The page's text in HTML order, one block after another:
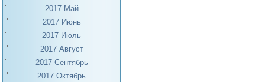
2017 Май
2017 Июнь
2017 Июль
2017 Август
2017 Сентябрь
2017 Октябрь